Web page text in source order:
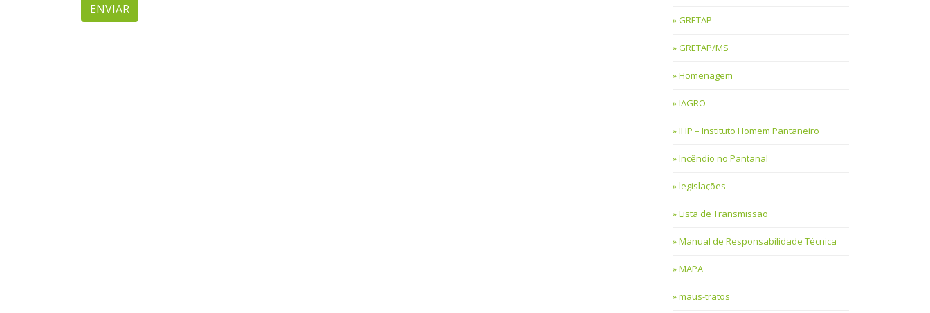
GRETAP
GRETAP/MS
Homenagem
IAGRO
IHP – Instituto Homem Pantaneiro
Incêndio no Pantanal
legislações
Lista de Transmissão
Manual de Responsabilidade Técnica
MAPA
maus-tratos